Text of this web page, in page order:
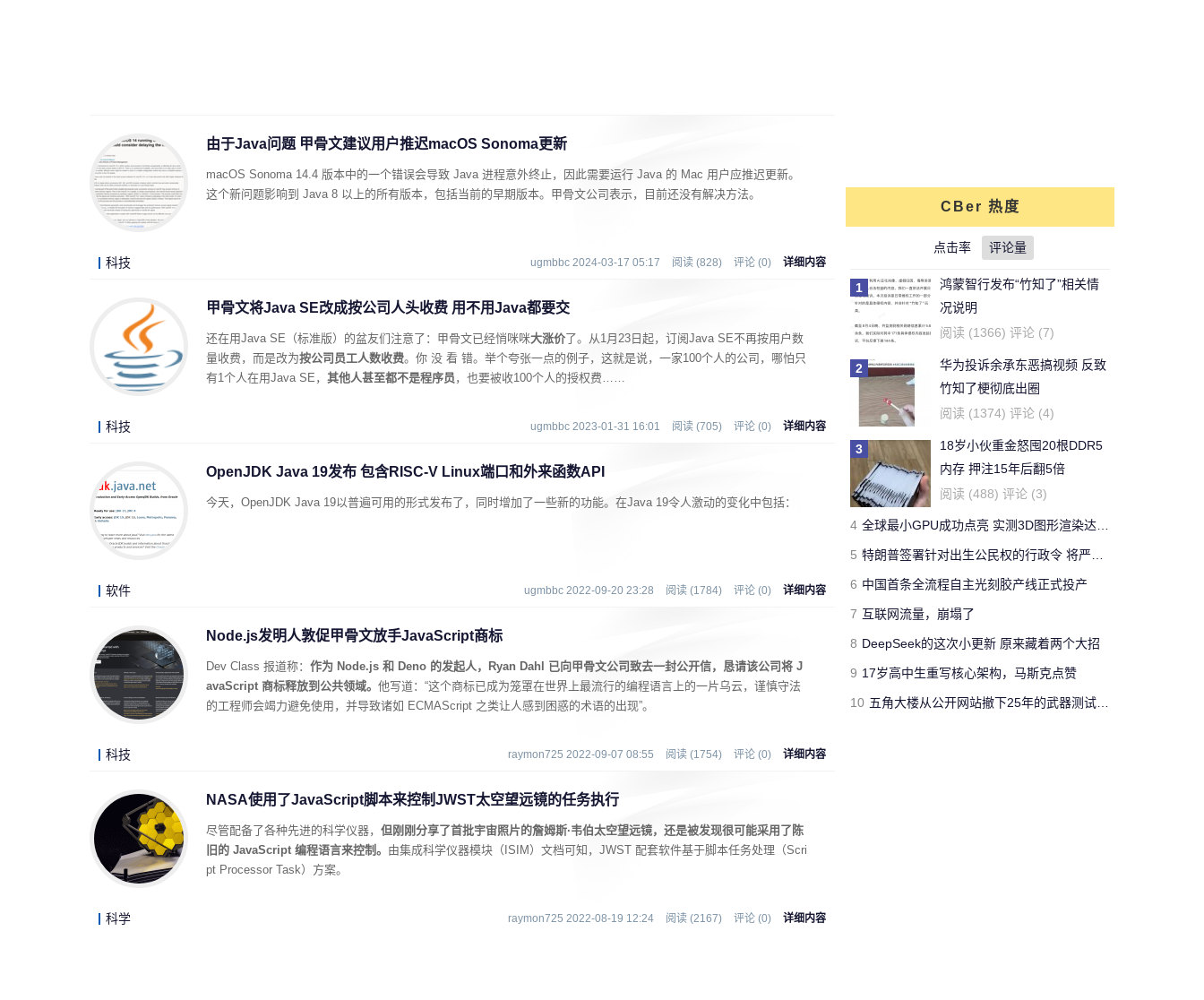
由于Java问题 甲骨文建议用户推迟macOS Sonoma更新
macOS Sonoma 14.4 版本中的一个错误会导致 Java 进程意外终止，因此需要运行 Java 的 Mac 用户应推迟更新。
这个新问题影响到 Java 8 以上的所有版本，包括当前的早期版本。甲骨文公司表示，目前还没有解决方法。
科技 ugmbbc 2024-03-17 05:17 阅读 (828) 评论 (0) 详细内容
甲骨文将Java SE改成按公司人头收费 用不用Java都要交
还在用Java SE（标准版）的盆友们注意了：甲骨文已经悄咪咪大涨价了。从1月23日起，订阅Java SE不再按用户数
量收费，而是改为按公司员工人数收费。你 没 看 错。举个夸张一点的例子，这就是说，一家100个人的公司，哪怕只
有1个人在用Java SE， 其他人甚至都不是程序员 ，也要被收100个人的授权费……
科技 ugmbbc 2023-01-31 16:01 阅读 (705) 评论 (0) 详细内容
OpenJDK Java 19发布 包含RISC-V Linux端口和外来函数API
今天，OpenJDK Java 19以普遍可用的形式发布了，同时增加了一些新的功能。在Java 19令人激动的变化中包括：
软件 ugmbbc 2022-09-20 23:28 阅读 (1784) 评论 (0) 详细内容
Node.js发明人敦促甲骨文放手JavaScript商标
Dev Class 报道称： 作为 Node.js 和 Deno 的发起人，Ryan Dahl 已向甲骨文公司致去一封公开信，恳请该公司将 J
avaScript 商标释放到公共领域。 他写道：“这个商标已成为笼罩在世界上最流行的编程语言上的一片乌云，谨慎守法
的工程师会竭力避免使用，并导致诸如 ECMAScript 之类让人感到困惑的术语的出现”。
科技 raymon725 2022-09-07 08:55 阅读 (1754) 评论 (0) 详细内容
NASA使用了JavaScript脚本来控制JWST太空望远镜的任务执行
尽管配备了各种先进的科学仪器， 但刚刚分享了首批宇宙照片的詹姆斯·韦伯太空望远镜，还是被发现很可能采用了陈
旧的 JavaScript 编程语言来控制。 由集成科学仪器模块（ISIM）文档可知，JWST 配套软件基于脚本任务处理（Scri
pt Processor Task）方案。
科学 raymon725 2022-08-19 12:24 阅读 (2167) 评论 (0) 详细内容
了。。。。
对文章: 你还能活多久？这个寿命计算器
可以给出答案 的评论
牛天王
刚看完王老吉的贴，刚下的
结论，老鼠实验不适用于
人。
对文章: 吃胖算我输 华人学者今日带来减
肥新思路
的评论
Yeb123
开了一年了，操控很好 -
Forza Horizon 3 用户
对文章: 全球最快量产SUV兰博基尼Urus
正式发布 中国售价313万 的评论
jimmyfluore
国有国法，咖有咖规
玩家网吧玩《绝地求生：大逃
杀》开挂被制裁 网管无限重启其电脑
的
评论
CBer 热度
点击率 评论量
1
鸿蒙智行发布“竹知了”相关情
况说明
阅读 (1366) 评论 (7)
2
华为投诉余承东恶搞视频 反致
竹知了梗彻底出圈
阅读 (1374) 评论 (4)
3
18岁小伙重金怒囤20根DDR5
内存 押注15年后翻5倍
阅读 (488) 评论 (3)
4 全球最小GPU成功点亮 实测3D图形渲染达15帧
5 特朗普签署针对出生公民权的行政令 将严厉打击“生育旅游”
6 中国首条全流程自主光刻胶产线正式投产
7 互联网流量，崩塌了
8 DeepSeek的这次小更新 原来藏着两个大招
9 17岁高中生重写核心架构，马斯克点赞
10 五角大楼从公开网站撤下25年的武器测试报告 担心对手借AI挖掘漏洞